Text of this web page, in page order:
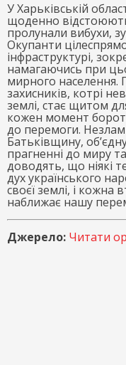
У Харьківській
щоденно
пролунали вибухи,
Окупанти
інфраструктурі,
намагаючись при
мирного населення.
захисників, котрі
землі, стає щитом
кожен момент
до перемоги.
Батьківщину,
прагненні до миру
доводять, що ніякі
дух українського
своєї землі, і кожна
наближає нашу
Джерело: Читати